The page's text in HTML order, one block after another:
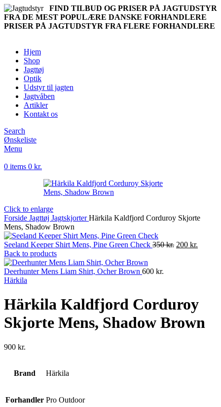
FIND TILBUD OG PRISER PÅ JAGTUDSTYR
FRA DE MEST POPULÆRE DANSKE FORHANDLERE
PRISER PÅ JAGTUDSTYR FRA FLERE FORHANDLERE
Hjem
Shop
Jagttøj
Optik
Udstyr til jagten
Jagtvåben
Artikler
Kontakt os
Search
Ønskeliste
Menu
0 items 0 kr.
Click to enlarge
Forside Jagttøj JagtskjorterHärkila Kaldfjord Corduroy Skjorte
Mens, Shadow Brown
Seeland Keeper Shirt Mens, Pine Green Check 350kr. Original
200 kr.
Back to products
Deerhunter Mens Liam Shirt, Ocher Brown 600 kr.
Härkila
Härkila Kaldfjord Corduroy
Skjorte Mens, Shadow Brown
900 kr.
Brand Härkila
Forhandler Pro Outdoor